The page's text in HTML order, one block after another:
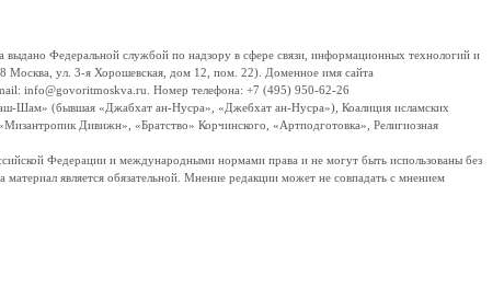
Федеральной службой по надзору в сфере связи, информационных технологий и
ул. 3-я Хорошевская, дом 12, пом. 22). Доменное имя сайта
info@govoritmoskva.ru. Номер телефона: +7 (495) 950-62-26
Шам» (бывшая «Джабхат ан-Нусра», «Джебхат ан-Нусра»), Коалиция исламских
Дивижн», «Братство» Корчинского, «Артподготовка», Религиозная
Федерации и международными нормами права и не могут быть использованы без
является обязательной. Мнение редакции может не совпадать с мнением